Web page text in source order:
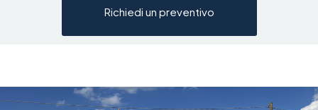
Richiedi un preventivo